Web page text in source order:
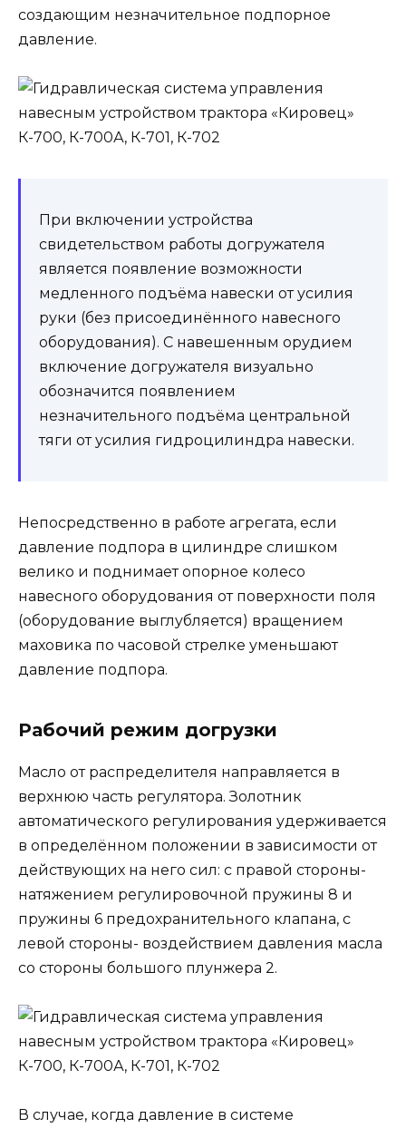
создающим незначительное подпорное
давление.
При включении устройства
свидетельством работы догружателя
является появление возможности
медленного подъёма навески от усилия
руки (без присоединённого навесного
оборудования). С навешенным орудием
включение догружателя визуально
обозначится появлением
незначительного подъёма центральной
тяги от усилия гидроцилиндра навески.
Непосредственно в работе агрегата, если
давление подпора в цилиндре слишком
велико и поднимает опорное колесо
навесного оборудования от поверхности поля
(оборудование выглубляется) вращением
маховика по часовой стрелке уменьшают
давление подпора.
Рабочий режим догрузки
Масло от распределителя направляется в
верхнюю часть регулятора. Золотник
автоматического регулирования удерживается
в определённом положении в зависимости от
действующих на него сил: с правой стороны-
натяжением регулировочной пружины 8 и
пружины 6 предохранительного клапана, с
левой стороны- воздействием давления масла
со стороны большого плунжера 2.
В случае, когда давление в системе